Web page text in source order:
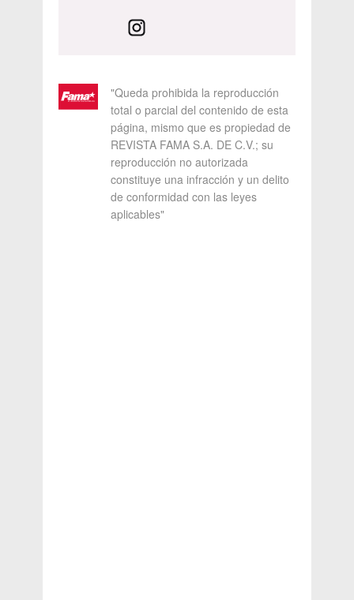
"Queda prohibida la reproducción
total o parcial del contenido de esta
página, mismo que es propiedad de
REVISTA FAMA S.A. DE C.V.; su
reproducción no autorizada
constituye una infracción y un delito
de conformidad con las leyes
aplicables"